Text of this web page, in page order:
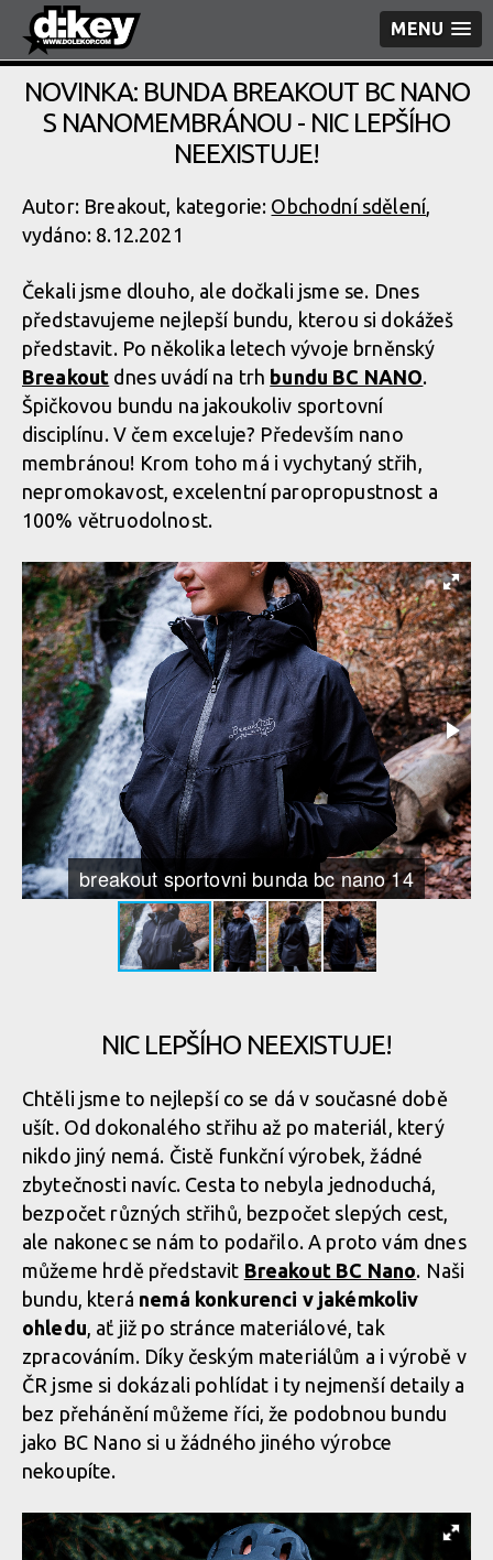
MENU
NOVINKA: BUNDA BREAKOUT BC NANO
S NANOMEMBRÁNOU - NIC LEPŠÍHO
NEEXISTUJE!
Autor: Breakout, kategorie: Obchodní sdělení,
vydáno: 8.12.2021
Čekali jsme dlouho, ale dočkali jsme se. Dnes
představujeme nejlepší bundu, kterou si dokážeš
představit. Po několika letech vývoje brněnský
Breakout dnes uvádí na trh bundu BC NANO.
Špičkovou bundu na jakoukoliv sportovní
disciplínu. V čem exceluje? Především nano
membránou! Krom toho má i vychytaný střih,
nepromokavost, excelentní paropropustnost a
100% větruodolnost.
breakout sportovni bunda bc nano 14
NIC LEPŠÍHO NEEXISTUJE!
Chtěli jsme to nejlepší co se dá v současné době
ušít. Od dokonalého střihu až po materiál, který
nikdo jiný nemá. Čistě funkční výrobek, žádné
zbytečnosti navíc. Cesta to nebyla jednoduchá,
bezpočet různých střihů, bezpočet slepých cest,
ale nakonec se nám to podařilo. A proto vám dnes
můžeme hrdě představit Breakout BC Nano. Naši
bundu, která nemá konkurenci v jakémkoliv
ohledu, ať již po stránce materiálové, tak
zpracováním. Díky českým materiálům a i výrobě v
ČR jsme si dokázali pohlídat i ty nejmenší detaily a
bez přehánění můžeme říci, že podobnou bundu
jako BC Nano si u žádného jiného výrobce
nekoupíte.